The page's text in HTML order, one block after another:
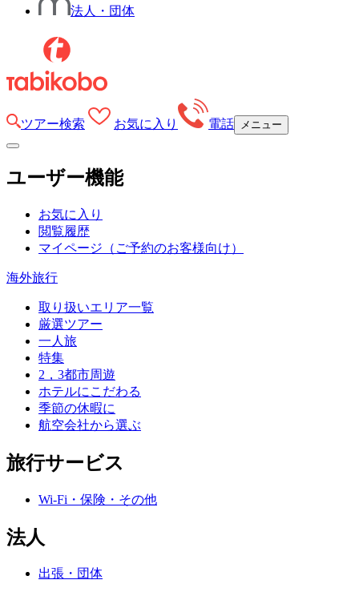
法人・団体
ツアー検索 お気に入り 電話 メニュー
ユーザー機能
お気に入り
閲覧履歴
マイページ （ご予約のお客様向け）
海外旅行
取り扱いエリア一覧
厳選ツアー
一人旅
特集
2，3都市周遊
ホテルにこだわる
季節の休暇に
航空会社から選ぶ
旅行サービス
Wi-Fi・保険・その他
法人
出張・団体